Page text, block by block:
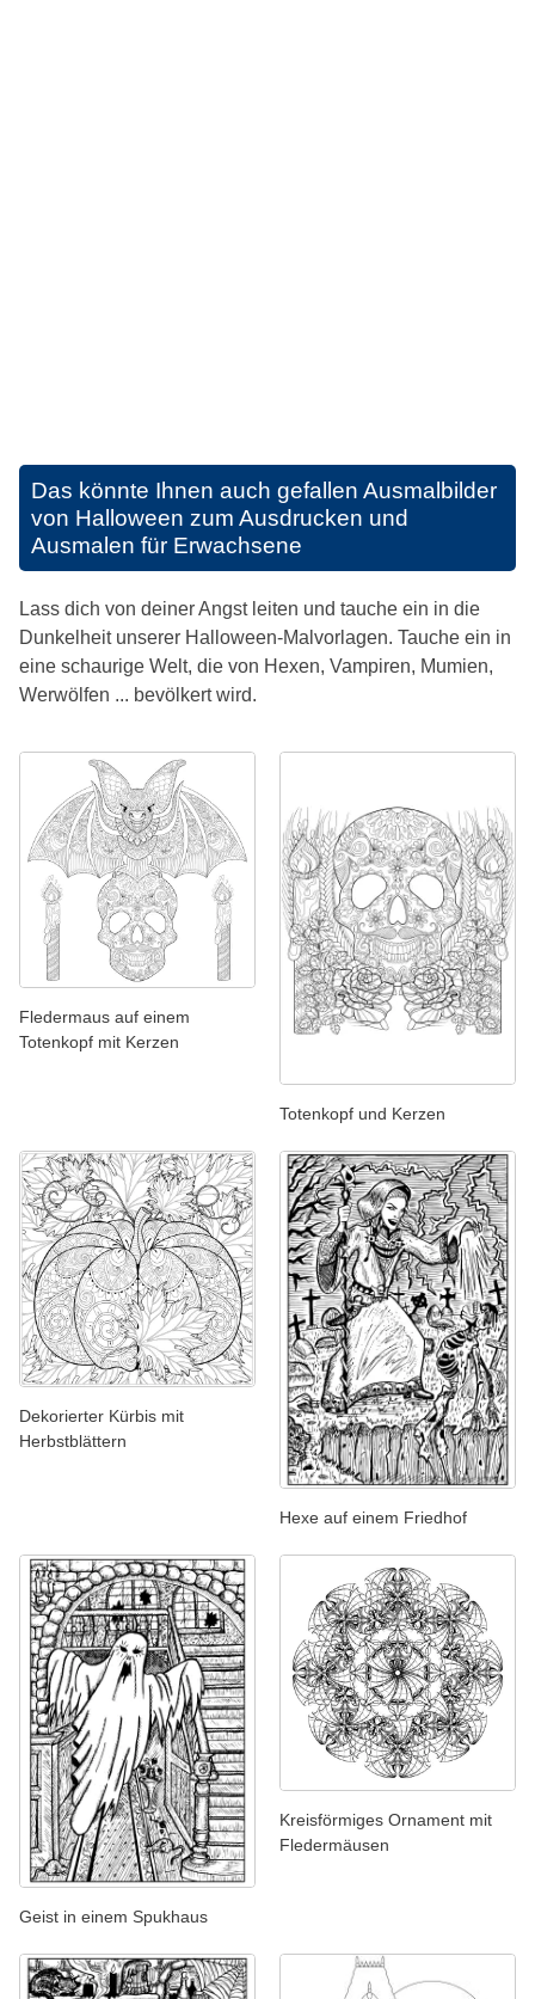
Das könnte Ihnen auch gefallen Ausmalbilder
von Halloween zum Ausdrucken und
Ausmalen für Erwachsene
Lass dich von deiner Angst leiten und tauche ein in die
Dunkelheit unserer Halloween-Malvorlagen. Tauche ein in
eine schaurige Welt, die von Hexen, Vampiren, Mumien,
Werwölfen ... bevölkert wird.
Fledermaus auf einem
Totenkopf mit Kerzen
Totenkopf und Kerzen
Dekorierter Kürbis mit
Herbstblättern
Hexe auf einem Friedhof
Geist in einem Spukhaus
Kreisförmiges Ornament mit
Fledermäusen